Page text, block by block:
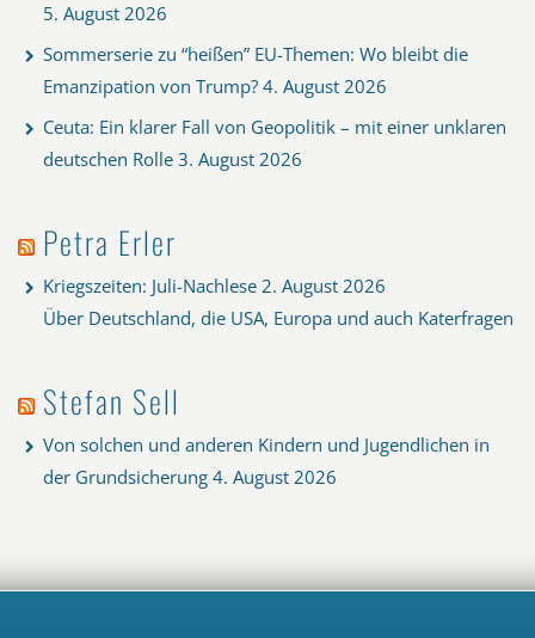
5. August 2026
Sommerserie zu “heißen” EU-Themen: Wo bleibt die
Emanzipation von Trump? 4. August 2026
Ceuta: Ein klarer Fall von Geopolitik – mit einer unklaren
deutschen Rolle 3. August 2026
Petra Erler
Kriegszeiten: Juli-Nachlese 2. August 2026
Über Deutschland, die USA, Europa und auch Katerfragen
Stefan Sell
Von solchen und anderen Kindern und Jugendlichen in
der Grundsicherung 4. August 2026